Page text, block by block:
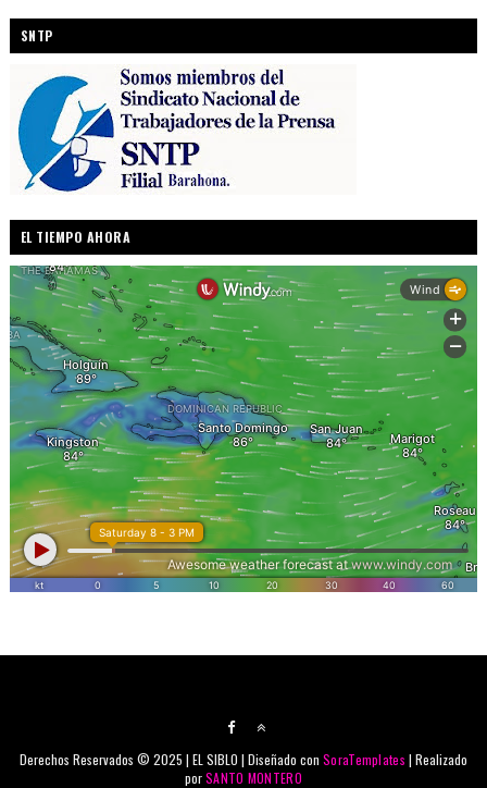
SNTP
EL TIEMPO AHORA
Derechos Reservados © 2025 | EL SIBLO | Diseñado conSoraTemplates | Realizado
porSANTO MONTERO